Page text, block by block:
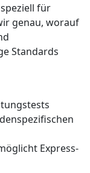
für
genau, worauf
Standards
Express-